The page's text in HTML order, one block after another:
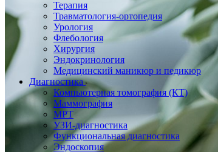
Терапия
Травматология-ортопедия
Урология
Флебология
Хирургия
Эндокринология
Медицинский маникюр и педикюр
Диагностика
Компьютерная томография (КТ)
Маммография
МРТ
УЗИ-диагностика
Функциональная диагностика
Эндоскопия